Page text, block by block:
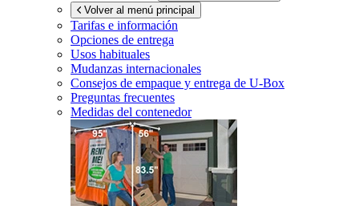
Volver al menú principal
Tarifas e información
Opciones de entrega
Usos habituales
Mudanzas internacionales
Consejos de empaque y entrega de U-Box
Preguntas frecuentes
Medidas del contenedor